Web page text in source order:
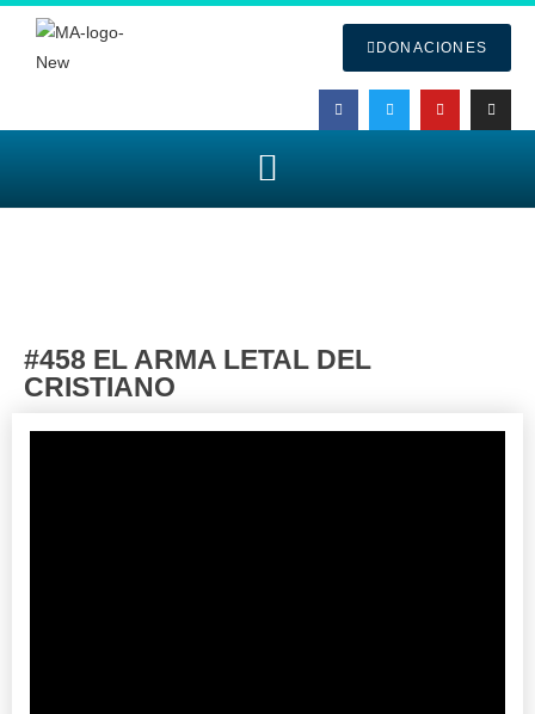
DONACIONES
#458 EL ARMA LETAL DEL
CRISTIANO